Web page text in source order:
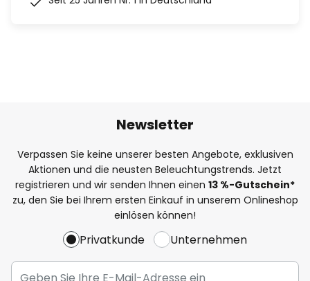
Newsletter
Verpassen Sie keine unserer besten Angebote, exklusiven
Aktionen und die neusten Beleuchtungstrends. Jetzt
registrieren und wir senden Ihnen einen 13 %-Gutschein*
zu, den Sie bei Ihrem ersten Einkauf in unserem Onlineshop
einlösen können!
Privatkunde Unternehmen